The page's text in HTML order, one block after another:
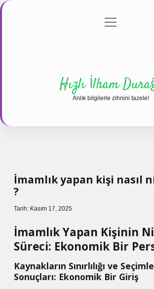
Gizlilik Politikası
menüyü
Hızlı İlham
Anlık bilgilerle zihnini tazele!
İmamlık yapan kişi nasıl
?
Tarih: Kasım 17, 2025
İmamlık Yapan Kişinin
Süreci: Ekonomik Bir
Kaynakların Sınırlılığı ve
Sonuçları: Ekonomik Bir Giriş